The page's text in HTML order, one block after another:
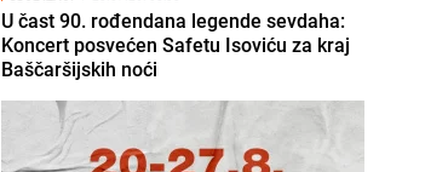
U čast 90. rođendana legende sevdaha:
Koncert posvećen Safetu Isoviću za kraj
Baščaršijskih noći